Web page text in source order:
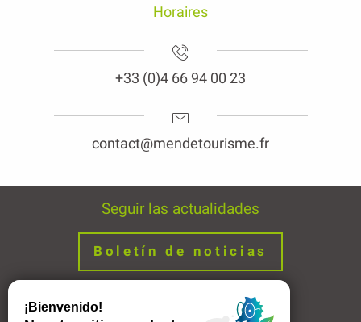
Horaires
+33 (0)4 66 94 00 23
contact@mendetourisme.fr
Seguir las actualidades
Boletín de noticias